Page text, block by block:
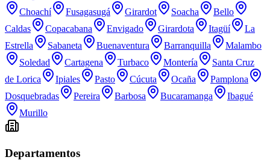
Choachí
Fusagasugá Girardot Soacha
Bello
Caldas
Copacabana Envigado Girardota Itagüí
La
Estrella
Sabaneta Buenaventura Barranquilla
Malambo
Soledad
Cartagena Turbaco Montería
Santa Cruz
de Lorica
Ipiales Pasto Cúcuta Ocaña
Pamplona
Dosquebradas
Pereira Barbosa Bucaramanga
Ibagué
Murillo
Departamentos